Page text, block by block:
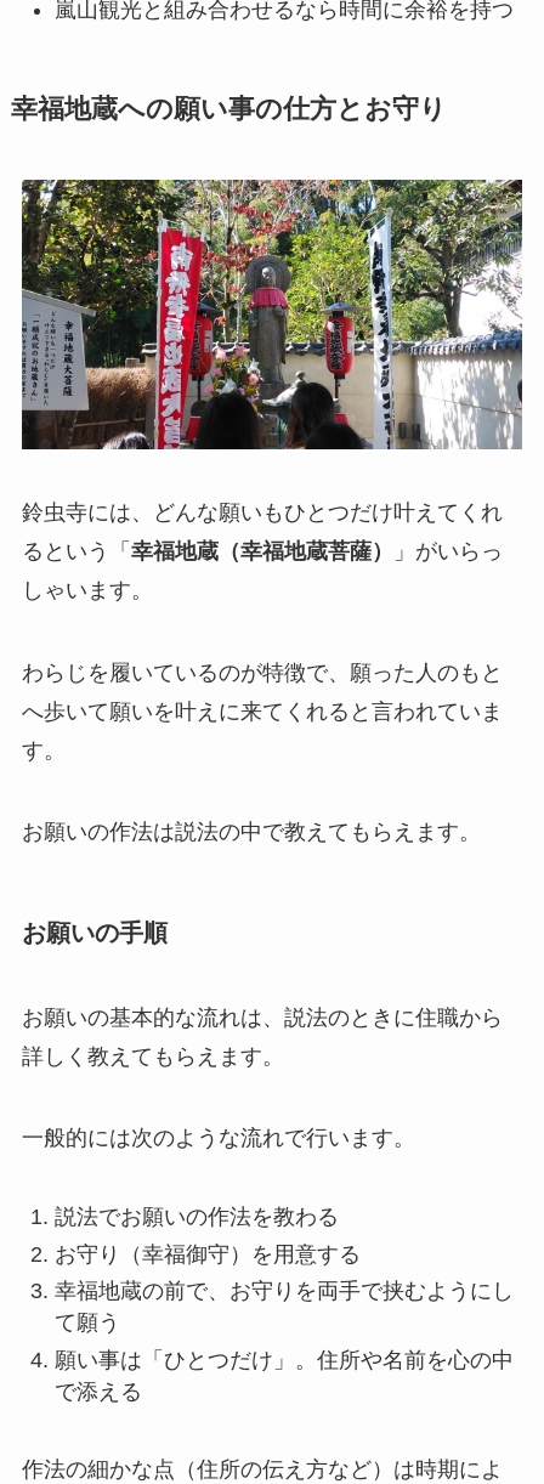
嵐山観光と組み合わせるなら時間に余裕を持つ
幸福地蔵への願い事の仕方とお守り
鈴虫寺には、どんな願いもひとつだけ叶えてくれ
るという「 幸福地蔵（幸福地蔵菩薩）
」がいらっ
しゃいます。
わらじを履いているのが特徴で、願った人のもと
へ歩いて願いを叶えに来てくれると言われていま
す。
お願いの作法は説法の中で教えてもらえます。
お願いの手順
お願いの基本的な流れは、説法のときに住職から
詳しく教えてもらえます。
一般的には次のような流れで行います。
説法でお願いの作法を教わる
お守り（幸福御守）を用意する
幸福地蔵の前で、お守りを両手で挟むようにし
て願う
願い事は「ひとつだけ」。住所や名前を心の中
で添える
作法の細かな点（住所の伝え方など）は時期によ